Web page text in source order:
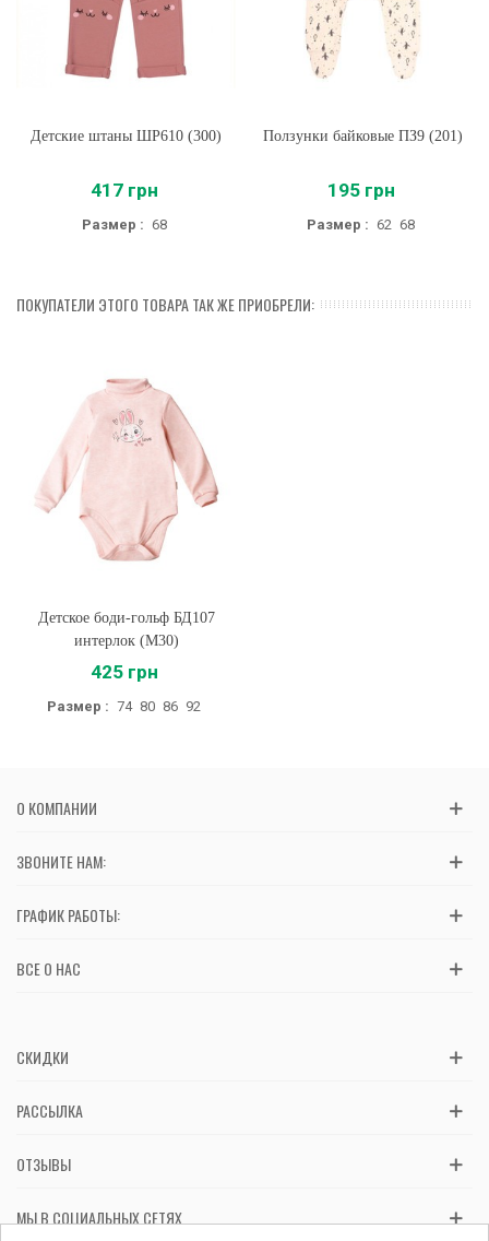
Детские штаны ШР610 (300)
417 грн
Размер : 68
Ползунки байковые ПЗ9 (201)
195 грн
Размер : 62 68
ПОКУПАТЕЛИ ЭТОГО ТОВАРА ТАК ЖЕ ПРИОБРЕЛИ:
Детское боди-гольф БД107
интерлок (M30)
425 грн
Размер : 74 80 86 92
О КОМПАНИИ
ЗВОНИТЕ НАМ:
ГРАФИК РАБОТЫ:
ВСЕ О НАС
СКИДКИ
РАССЫЛКА
ОТЗЫВЫ
МЫ В СОЦИАЛЬНЫХ СЕТЯХ